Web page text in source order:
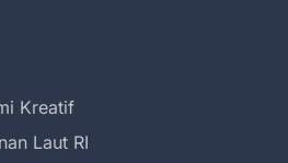
Kreatif
Laut RI